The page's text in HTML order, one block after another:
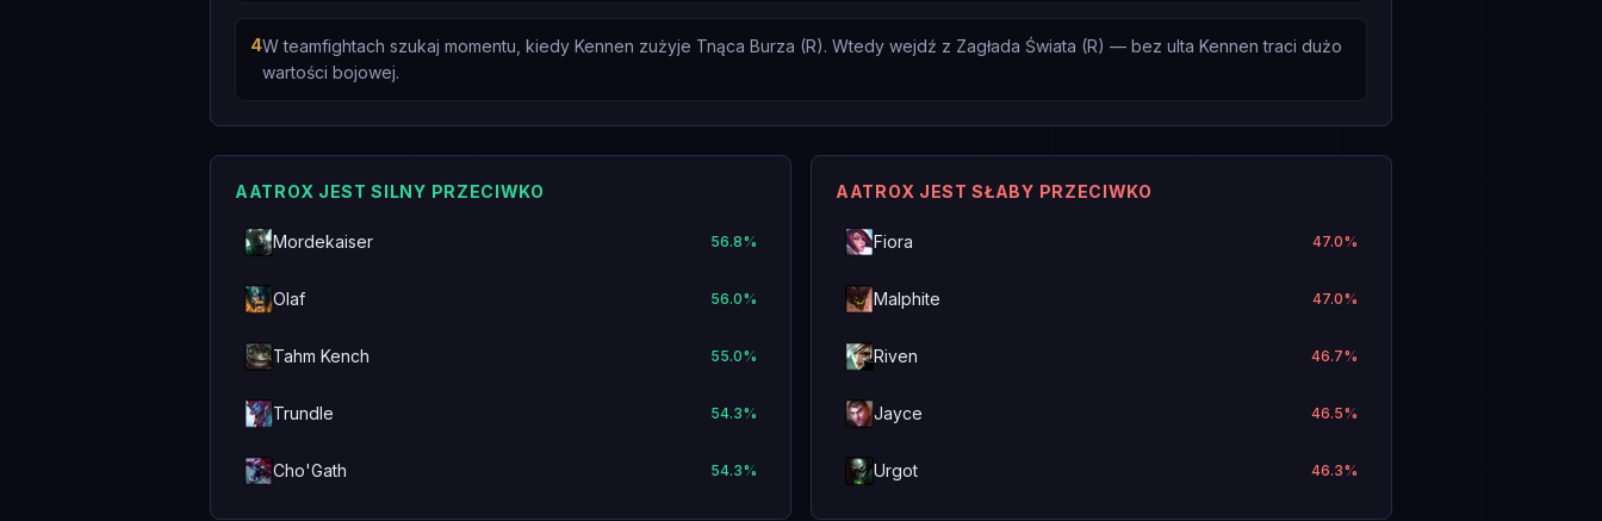
4W teamfightach szukaj momentu, kiedy Kennen zużyje Tnąca Burza (R). Wtedy wejdź z Zagłada Świata (R) — bez ulta Kennen traci dużo
wartości bojowej.
AATROX JEST SILNY PRZECIWKO
Mordekaiser 56.8%
Olaf 56.0%
Tahm Kench 55.0%
Trundle 54.3%
Cho'Gath 54.3%
AATROX JEST SŁABY PRZECIWKO
Fiora 47.0%
Malphite 47.0%
Riven 46.7%
Jayce 46.5%
Urgot 46.3%